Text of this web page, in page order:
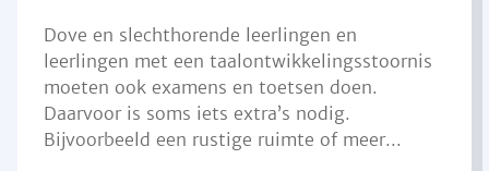
Dove en slechthorende leerlingen en
leerlingen met een taalontwikkelingsstoornis
moeten ook examens en toetsen doen.
Daarvoor is soms iets extra’s nodig.
Bijvoorbeeld een rustige ruimte of meer...